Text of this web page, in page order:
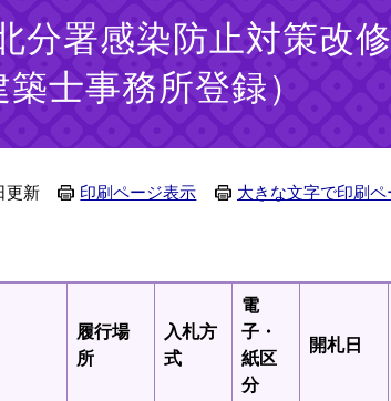
分署感染防止対策改
士事務所登録）
更新 印刷ページ表示 大きな文字で印刷ペ
履行場
所
入札方
式
電
子・
紙区
分
開札日